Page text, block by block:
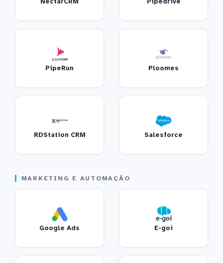
PipeRun Ploomes
RDStation CRM Salesforce
MARKETING E AUTOMAÇÃO
Google Ads E-goi